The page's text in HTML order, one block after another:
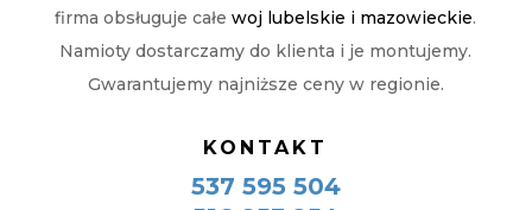
firma obsługuje całewoj lubelskie i mazowieckie.
Namioty dostarczamy do klienta i je montujemy.
Gwarantujemy najniższe ceny w regionie.
KONTAKT
537 595 504